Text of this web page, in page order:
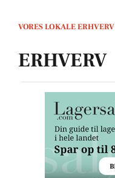
VORES LOKALE ERHVERV
ERHVERV